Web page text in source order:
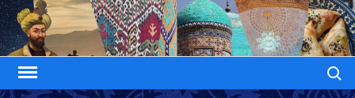
Skip
to
content